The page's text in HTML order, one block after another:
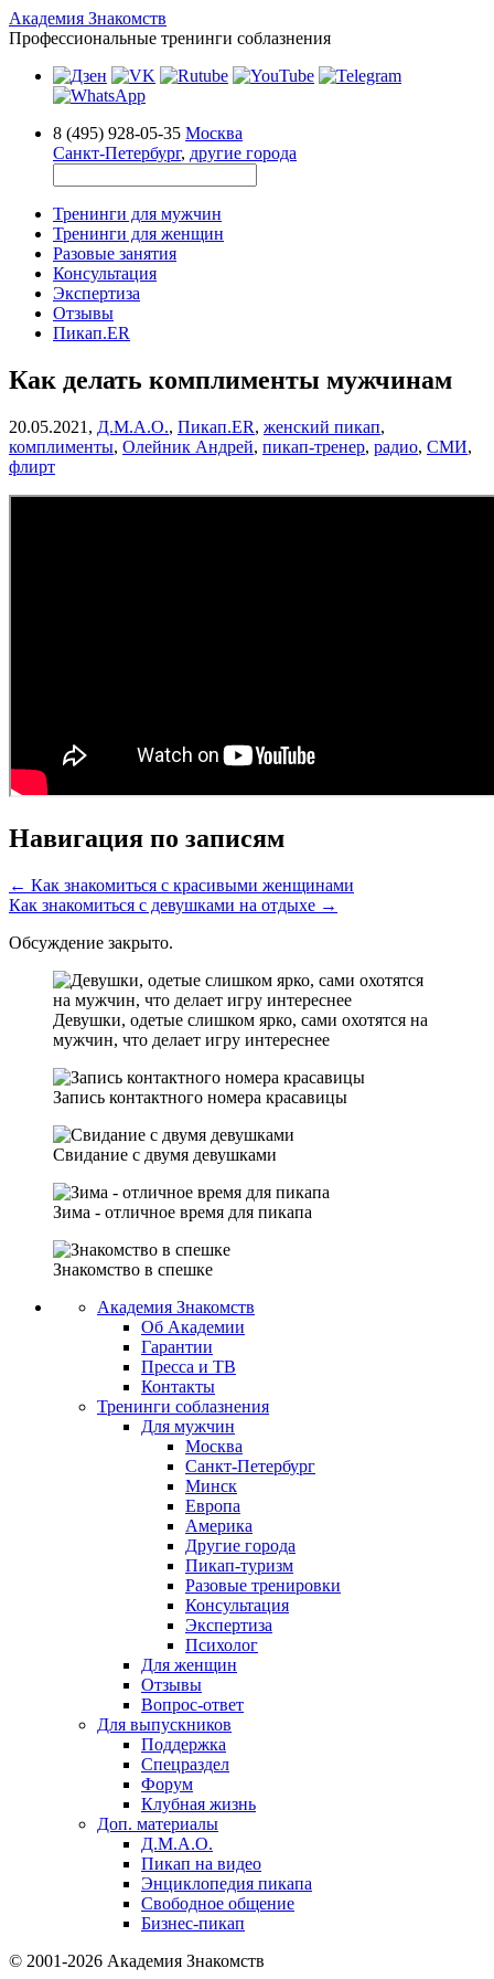
Академия Знакомств
Профессиональные тренинги соблазнения
8 (495) 928-05-35 Москва
Санкт-Петербург, другие города
Тренинги для мужчин
Тренинги для женщин
Разовые занятия
Консультация
Экспертиза
Отзывы
Пикап.ER
Как делать комплименты мужчинам
20.05.2021, Д.М.А.О., Пикап.ER, женский пикап,
комплименты, Олейник Андрей, пикап-тренер, радио, СМИ,
флирт
Навигация по записям
← Как знакомиться с красивыми женщинами
Как знакомиться с девушками на отдыхе →
Обсуждение закрыто.
Девушки, одетые слишком ярко, сами охотятся на
мужчин, что делает игру интереснее
Запись контактного номера красавицы
Свидание с двумя девушками
Зима - отличное время для пикапа
Знакомство в спешке
Академия Знакомств
Об Академии
Гарантии
Пресса и ТВ
Контакты
Тренинги соблазнения
Для мужчин
Москва
Санкт-Петербург
Минск
Европа
Америка
Другие города
Пикап-туризм
Разовые тренировки
Консультация
Экспертиза
Психолог
Для женщин
Отзывы
Вопрос-ответ
Для выпускников
Поддержка
Спецраздел
Форум
Клубная жизнь
Доп. материалы
Д.М.А.О.
Пикап на видео
Энциклопедия пикапа
Свободное общение
Бизнес-пикап
© 2001-2026 Академия Знакомств